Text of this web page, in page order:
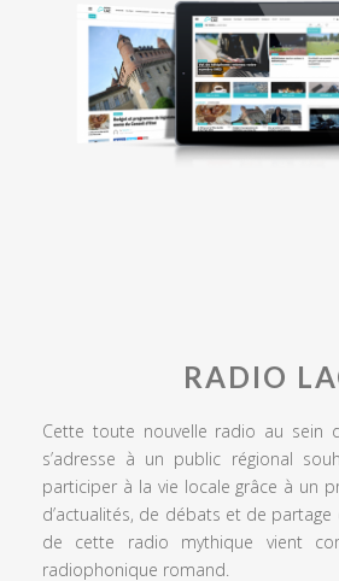
RADIO
Cette toute nouvelle radio au sein
s’adresse à un public régional
participer à la vie locale grâce à un
d’actualités, de débats et de partage
de cette radio mythique vient
radiophonique romand.